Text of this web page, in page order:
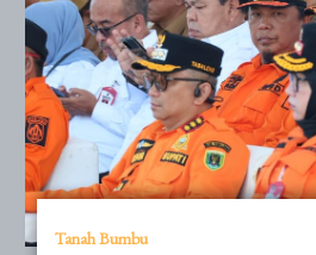
Tanah Bumbu